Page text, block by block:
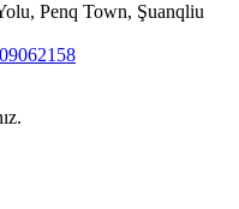
Penq Town, Şuanqliu